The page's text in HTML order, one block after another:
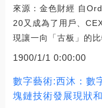
來源：金色財經 自
20又成為了用戶、
現讓一向「古板」的
1900/1/1 0:00:00
數字藝術:西沐：數
塊鏈技術發展現狀